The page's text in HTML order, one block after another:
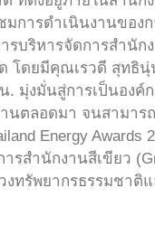
มการดำเนินงานขอ
รบริหารจัดการสำนัก
โดยมีคุณเรวดี สุทธิ
. มุ่งมั่นสู่การเป็นอง
นตลอดมา จนสามาร
Energy
ารสำนักงานสีเขียว
งทรัพยากรธรรมชาติ